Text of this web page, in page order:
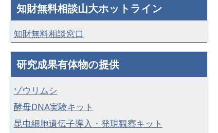
知財無料相談山大ホットライン
知財無料相談窓口
研究成果有体物の提供
ゾウリムシ
酵母DNA実験キット
昆虫細胞遺伝子導入・発現観察キット